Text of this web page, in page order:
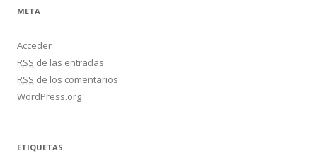
META
Acceder
RSS de las entradas
RSS de los comentarios
WordPress.org
ETIQUETAS